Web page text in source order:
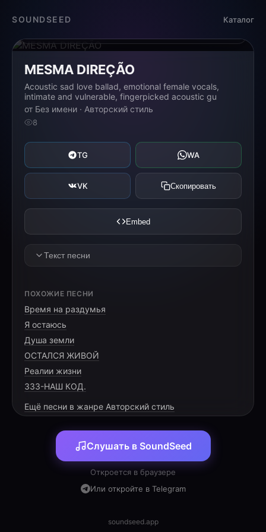
SOUNDSEED Каталог
MESMA DIREÇÃO
Acoustic sad love ballad, emotional female vocals,
intimate and vulnerable, fingerpicked acoustic gu
от Без имени · Авторский стиль
8
TG WA
VK Скопировать
Embed
Текст песни
[VERSE 1]
Você chegou sem avisar,
Como quem já sabia o caminho.
Entrou no meu peito em silêncio,
ПОХОЖИЕ ПЕСНИ
Время на раздумья
Я остаюсь
Душа земли
ОСТАЛСЯ ЖИВОЙ
Реалии жизни
333-НАШ КОД.
Ещё песни в жанре Авторский стиль
Слушать в SoundSeed
Откроется в браузере
Или откройте в Telegram
soundseed.app